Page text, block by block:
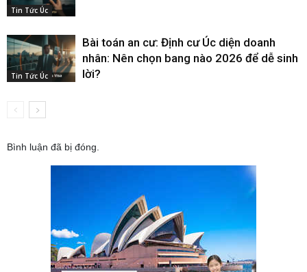
Tin Tức Úc
Tin Tức Úc
Bài toán an cư: Định cư Úc diện doanh
nhân: Nên chọn bang nào 2026 để dễ sinh
lời?
Bình luận đã bị đóng.